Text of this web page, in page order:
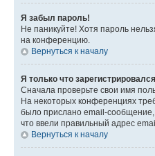
Я забыл пароль!
Не паникуйте! Хотя пароль
на конференцию.
Вернуться к началу
Я только что
Сначала проверьте свои имя
На некоторых конференциях
было прислано email-сообщение,
что ввели правильный адрес
Вернуться к началу